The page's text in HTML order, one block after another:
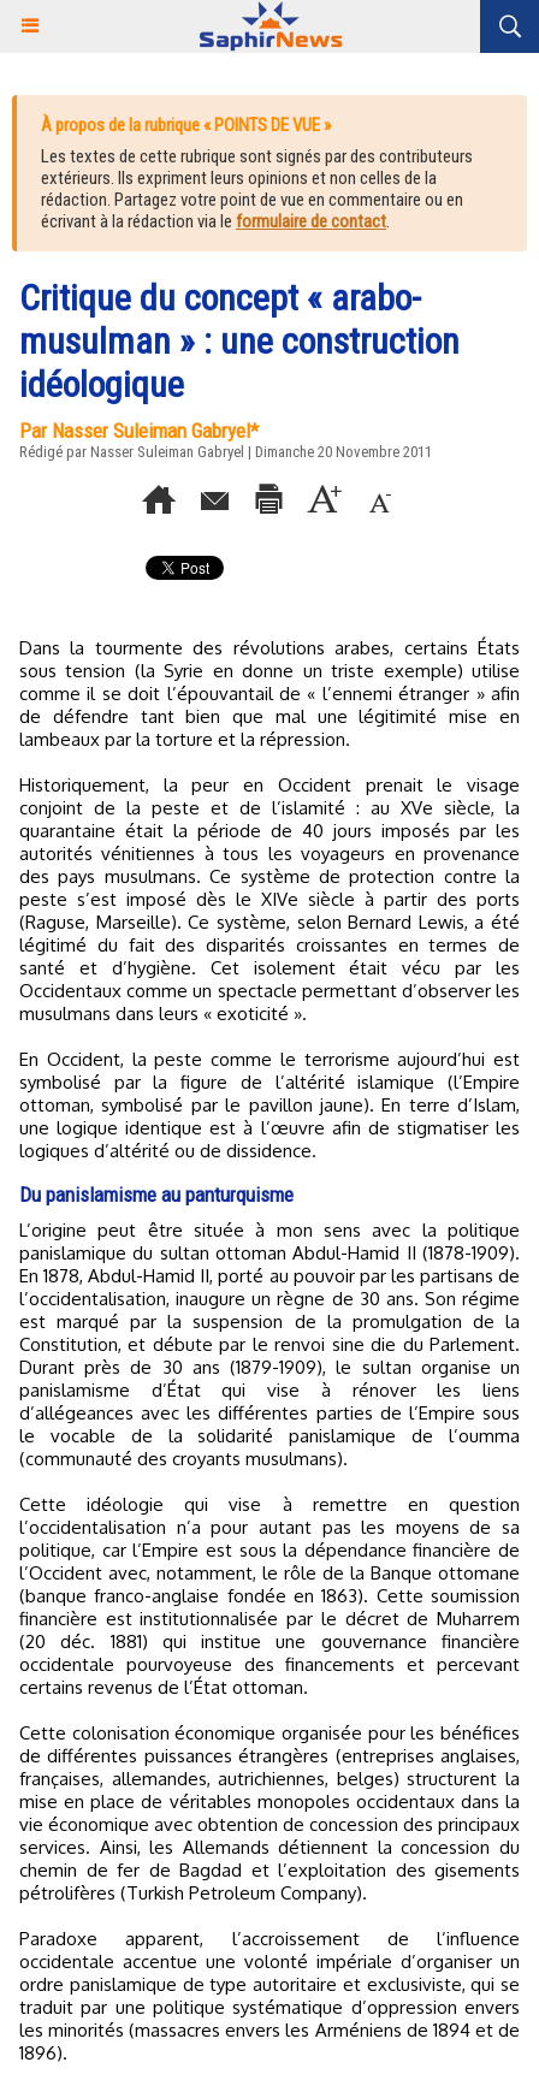
À propos de la rubrique « POINTS DE VUE »
Les textes de cette rubrique sont signés par des contributeurs
extérieurs. Ils expriment leurs opinions et non celles de la
rédaction. Partagez votre point de vue en commentaire ou en
écrivant à la rédaction via le formulaire de contact.
Critique du concept « arabo-
musulman » : une construction
idéologique
Par Nasser Suleiman Gabryel*
Rédigé par Nasser Suleiman Gabryel | Dimanche 20 Novembre 2011
Dans la tourmente des révolutions arabes, certains États
sous tension (la Syrie en donne un triste exemple) utilise
comme il se doit l’épouvantail de « l’ennemi étranger » afin
de défendre tant bien que mal une légitimité mise en
lambeaux par la torture et la répression.
Historiquement, la peur en Occident prenait le visage
conjoint de la peste et de l’islamité : au XVe siècle, la
quarantaine était la période de 40 jours imposés par les
autorités vénitiennes à tous les voyageurs en provenance
des pays musulmans. Ce système de protection contre la
peste s’est imposé dès le XIVe siècle à partir des ports
(Raguse, Marseille). Ce système, selon Bernard Lewis, a été
légitimé du fait des disparités croissantes en termes de
santé et d’hygiène. Cet isolement était vécu par les
Occidentaux comme un spectacle permettant d’observer les
musulmans dans leurs « exoticité ».
En Occident, la peste comme le terrorisme aujourd’hui est
symbolisé par la figure de l’altérité islamique (l’Empire
ottoman, symbolisé par le pavillon jaune). En terre d’Islam,
une logique identique est à l’œuvre afin de stigmatiser les
logiques d’altérité ou de dissidence.
Du panislamisme au panturquisme
L’origine peut être située à mon sens avec la politique
panislamique du sultan ottoman Abdul-Hamid II (1878-1909).
En 1878, Abdul-Hamid II, porté au pouvoir par les partisans de
l’occidentalisation, inaugure un règne de 30 ans. Son régime
est marqué par la suspension de la promulgation de la
Constitution, et débute par le renvoi sine die du Parlement.
Durant près de 30 ans (1879-1909), le sultan organise un
panislamisme d’État qui vise à rénover les liens
d’allégeances avec les différentes parties de l’Empire sous
le vocable de la solidarité panislamique de l’oumma
(communauté des croyants musulmans).
Cette idéologie qui vise à remettre en question
l’occidentalisation n’a pour autant pas les moyens de sa
politique, car l’Empire est sous la dépendance financière de
l’Occident avec, notamment, le rôle de la Banque ottomane
(banque franco-anglaise fondée en 1863). Cette soumission
financière est institutionnalisée par le décret de Muharrem
(20 déc. 1881) qui institue une gouvernance financière
occidentale pourvoyeuse des financements et percevant
certains revenus de l’État ottoman.
Cette colonisation économique organisée pour les bénéfices
de différentes puissances étrangères (entreprises anglaises,
françaises, allemandes, autrichiennes, belges) structurent la
mise en place de véritables monopoles occidentaux dans la
vie économique avec obtention de concession des principaux
services. Ainsi, les Allemands détiennent la concession du
chemin de fer de Bagdad et l’exploitation des gisements
pétrolifères (Turkish Petroleum Company).
Paradoxe apparent, l’accroissement de l’influence
occidentale accentue une volonté impériale d’organiser un
ordre panislamique de type autoritaire et exclusiviste, qui se
traduit par une politique systématique d’oppression envers
les minorités (massacres envers les Arméniens de 1894 et de
1896).